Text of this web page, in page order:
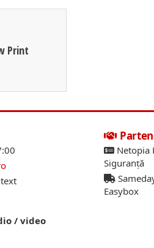
Print
/ video
Netopia
Siguranță
Easybox